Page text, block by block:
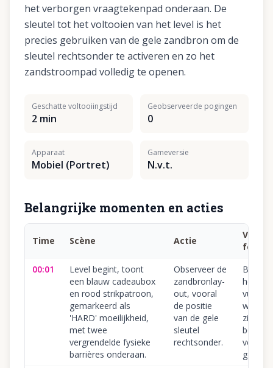
het verborgen vraagtekenpad onderaan. De
sleutel tot het voltooien van het level is het
precies gebruiken van de gele zandbron om de
sleutel rechtsonder te activeren en zo het
zandstroompad volledig te openen.
Geschatte voltooiingstijd
2 min
Geobserveerde pogingen
0
Apparaat
Mobiel (Portret)
Gameversie
N.v.t.
Belangrijke momenten en acties
Time Scène Actie
fout
00:01
Level begint, toont
een blauw cadeaubox
en rood strikpatroon,
gemarkeerd als
'HARD' moeilijkheid,
met twee
vergrendelde fysieke
barrières onderaan.
Observeer de
zandbronlay-
out, vooral
de positie
van de gele
sleutel
rechtsonder.
Blind
vullen,
zich
boven